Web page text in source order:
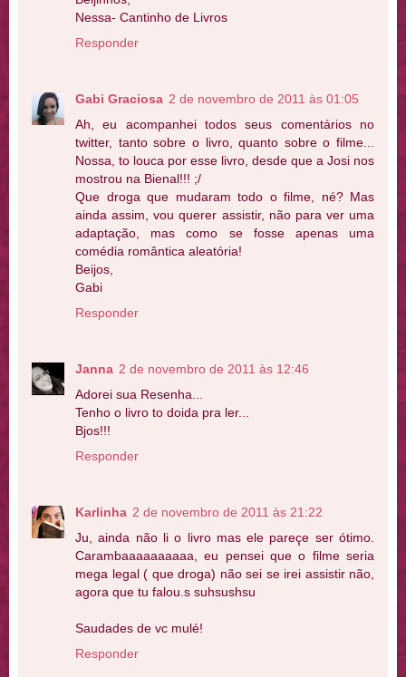
Nessa- Cantinho de Livros
Responder
Gabi Graciosa 2 de novembro de 2011 às 01:05
Ah, eu acompanhei todos seus comentários no
twitter, tanto sobre o livro, quanto sobre o filme...
Nossa, to louca por esse livro, desde que a Josi nos
mostrou na Bienal!!! ;/
Que droga que mudaram todo o filme, né? Mas
ainda assim, vou querer assistir, não para ver uma
adaptação, mas como se fosse apenas uma
comédia romântica aleatória!
Beijos,
Gabi
Responder
Janna 2 de novembro de 2011 às 12:46
Adorei sua Resenha...
Tenho o livro to doida pra ler...
Bjos!!!
Responder
Karlinha 2 de novembro de 2011 às 21:22
Ju, ainda não li o livro mas ele pareçe ser ótimo.
Carambaaaaaaaaaa, eu pensei que o filme seria
mega legal ( que droga) não sei se irei assistir não,
agora que tu falou.s suhsushsu
Saudades de vc mulé!
Responder